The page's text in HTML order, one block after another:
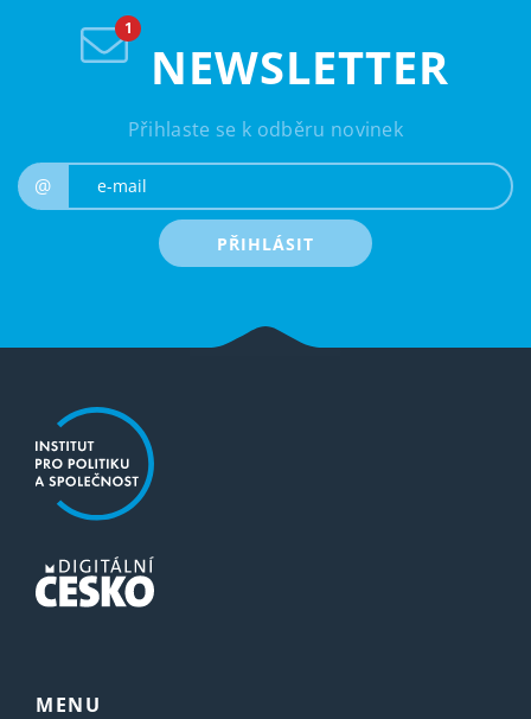
NEWSLETTER
Přihlaste se k odběru novinek
@
PŘIHLÁSIT
MENU